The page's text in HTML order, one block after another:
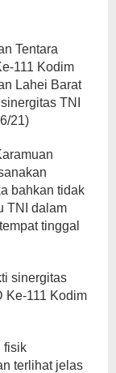
Tentara
111 Kodim
Lahei Barat
TNI
21)
bahkan tidak
TNI dalam
tinggal
sinergitas
Ke-111 Kodim
fisik
terlihat jelas